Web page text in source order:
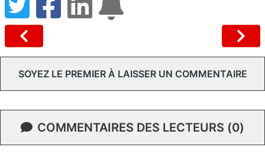
SOYEZ LE PREMIER À LAISSER UN COMMENTAIRE
COMMENTAIRES DES LECTEURS (0)